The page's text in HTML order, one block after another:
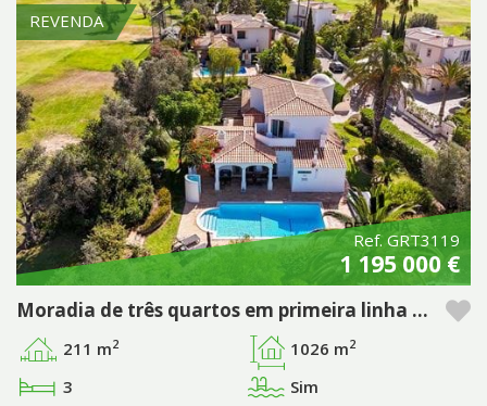
REVENDA
Ref. GRT3119
1 195 000 €
Moradia de três quartos em primeira linha de golfe no Silves Golf Resort – Algarve
211 m2 1026 m2
3 Sim